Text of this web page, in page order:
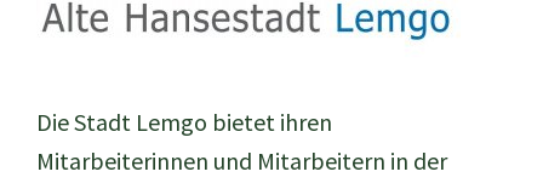
Die Stadt Lemgo bietet ihren
Mitarbeiterinnen und Mitarbeitern in der